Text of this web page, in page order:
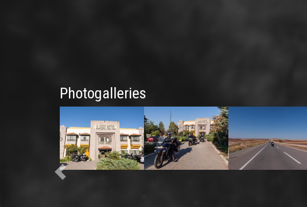
Photogalleries